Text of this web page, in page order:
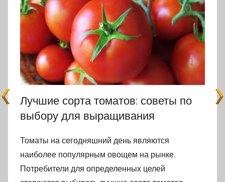
Лучшие сорта томатов: советы по
выбору для выращивания
Томаты на сегодняшний день являются
наиболее популярным овощем на рынке.
Потребители для определенных целей